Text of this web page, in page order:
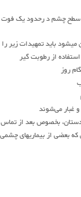
سطح چشم د رحدود یک
باید تمهیدات زیر را
از رطوبت گیر
روز
و غبار می‌شوند
بخصوص بعد از
بعضی از بیماریهای